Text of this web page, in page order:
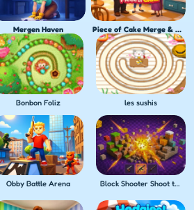
Mergen Haven Piece of Cake Merge & Bake
Bonbon Foliz les sushis
Obby Battle Arena Block Shooter Shoot the Blocks!